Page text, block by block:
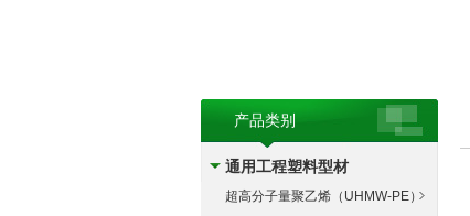
产品类别
通用工程塑料型材
超高分子量聚乙烯（UHMW-PE）